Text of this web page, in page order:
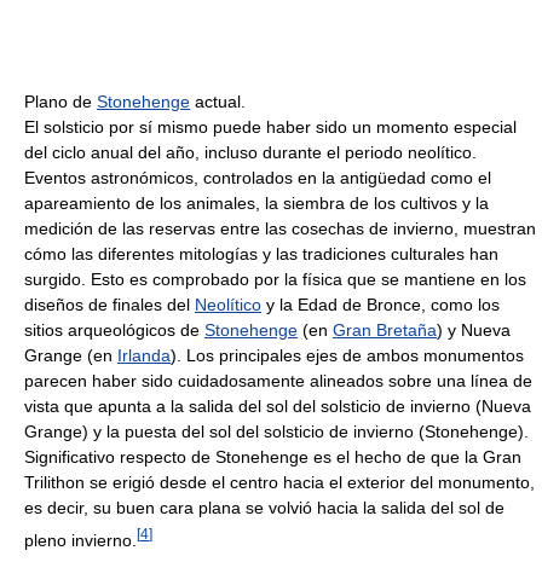
Plano de Stonehenge actual.
El solsticio por sí mismo puede haber sido un momento especial
del ciclo anual del año, incluso durante el periodo neolítico.
Eventos astronómicos, controlados en la antigüedad como el
apareamiento de los animales, la siembra de los cultivos y la
medición de las reservas entre las cosechas de invierno, muestran
cómo las diferentes mitologías y las tradiciones culturales han
surgido. Esto es comprobado por la física que se mantiene en los
diseños de finales del Neolítico y la Edad de Bronce, como los
sitios arqueológicos de Stonehenge (en Gran Bretaña) y Nueva
Grange (en Irlanda). Los principales ejes de ambos monumentos
parecen haber sido cuidadosamente alineados sobre una línea de
vista que apunta a la salida del sol del solsticio de invierno (Nueva
Grange) y la puesta del sol del solsticio de invierno (Stonehenge).
Significativo respecto de Stonehenge es el hecho de que la Gran
Trilithon se erigió desde el centro hacia el exterior del monumento,
es decir, su buen cara plana se volvió hacia la salida del sol de
pleno invierno. [4]